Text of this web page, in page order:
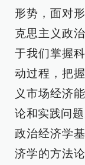
形势，面对
克思主义政
于我们掌握
动过程，把
义市场经济
论和实践问
政治经济学
济学的方法